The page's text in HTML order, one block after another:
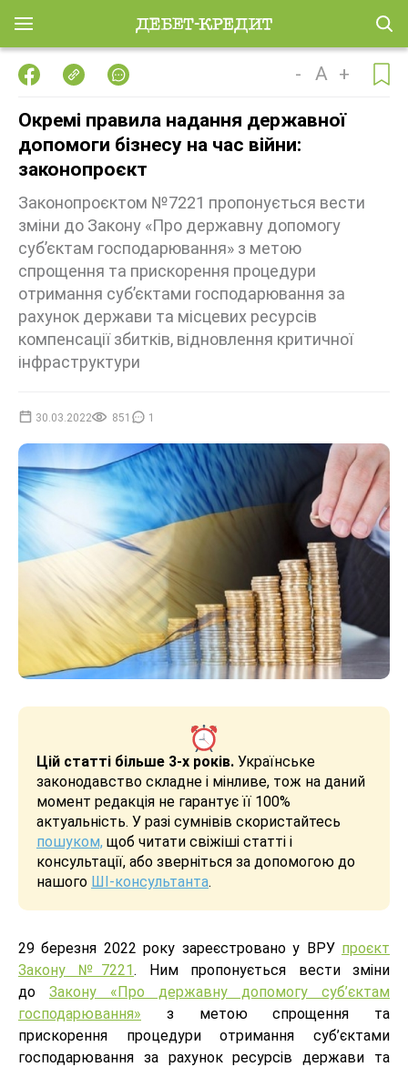
- A +
Окремі правила надання державної
допомоги бізнесу на час війни:
законопроєкт
Законопроєктом №7221 пропонується вести
зміни до Закону «Про державну допомогу
суб’єктам господарювання» з метою
спрощення та прискорення процедури
отримання суб’єктами господарювання за
рахунок держави та місцевих ресурсів
компенсації збитків, відновлення критичної
інфраструктури
30.03.2022 851 1
Цій статті більше 3-х років. Українське
законодавство складне і мінливе, тож на даний
момент редакція не гарантує її 100%
актуальність. У разі сумнівів скористайтесь
пошуком, щоб читати свіжіші статті і
консультації, або зверніться за допомогою до
нашого ШІ-консультанта.
29 березня 2022 року зареєстровано у ВРУ проєкт
Закону №7221. Ним пропонується вести зміни
до Закону «Про державну допомогу суб’єктам
господарювання» з метою спрощення та
прискорення процедури отримання суб’єктами
господарювання за рахунок ресурсів держави та